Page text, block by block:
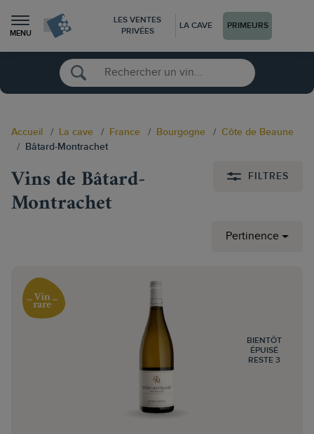
MENU
LES VENTES
PRIVÉES
LA CAVE PRIMEURS
Accueil La cave France Bourgogne
Côte de Beaune
Bâtard-Montrachet
FILTRES
Vins de Bâtard-
Montrachet
Pertinence
BIENTÔT
ÉPUISÉ
RESTE 3